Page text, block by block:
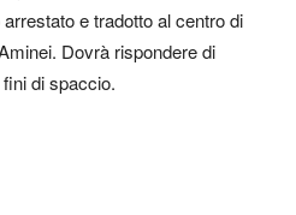
e tradotto al centro di
Dovrà rispondere di
di spaccio.